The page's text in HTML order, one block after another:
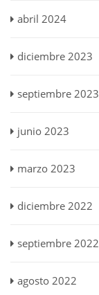
abril 2024
diciembre 2023
septiembre 2023
junio 2023
marzo 2023
diciembre 2022
septiembre 2022
agosto 2022